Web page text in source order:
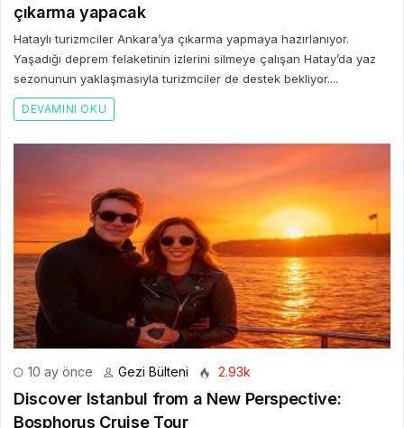
çıkarma yapacak
Hataylı turizmciler Ankara’ya çıkarma yapmaya hazırlanıyor.
Yaşadığı deprem felaketinin izlerini silmeye çalışan Hatay’da yaz
sezonunun yaklaşmasıyla turizmciler de destek bekliyor....
DEVAMINI OKU
10 ay önce Gezi Bülteni 2.93k
Discover Istanbul from a New Perspective:
Bosphorus Cruise Tour